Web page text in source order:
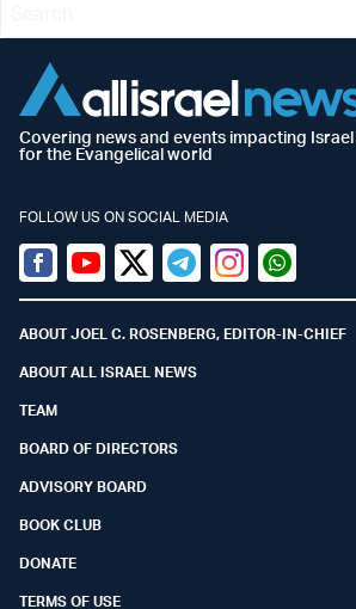
Covering news and events impacting Israel
for the Evangelical world
FOLLOW US ON SOCIAL MEDIA
Facebook
YoutubeTwitter (X)
TelegramInstagramWhatsapp
ABOUT JOEL C. ROSENBERG, EDITOR-IN-CHIEF
ABOUT ALL ISRAEL NEWS
TEAM
BOARD OF DIRECTORS
ADVISORY BOARD
BOOK CLUB
DONATE
TERMS OF USE